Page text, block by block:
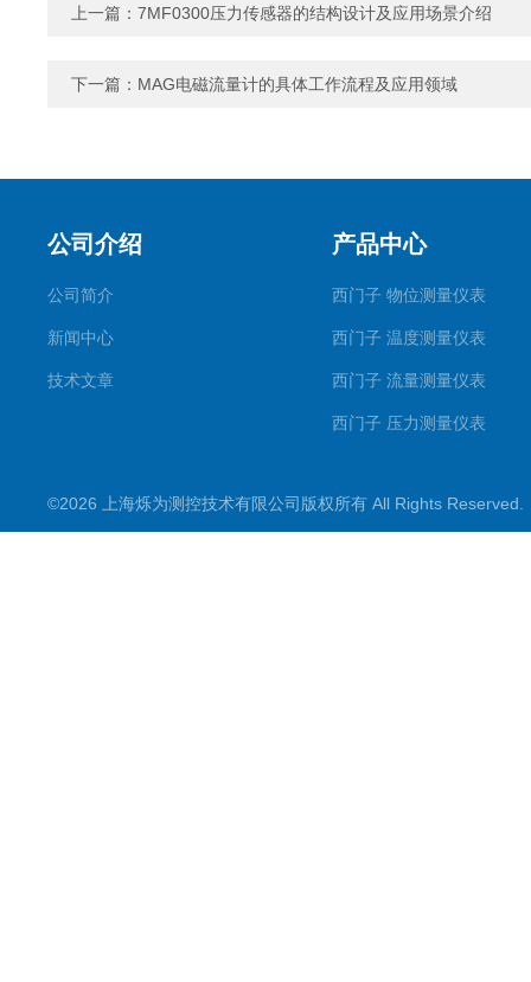
上一篇： 7MF0300压力传感器的结构设计及应用场景介绍
下一篇： MAG电磁流量计的具体工作流程及应用领域
公司介绍
公司简介
新闻中心
技术文章
产品中心
西门子 物位测量仪表
西门子 温度测量仪表
西门子 流量测量仪表
西门子 压力测量仪表
西门子阀门定位器
©2026 上海烁为测控技术有限公司版权所有 All Rights